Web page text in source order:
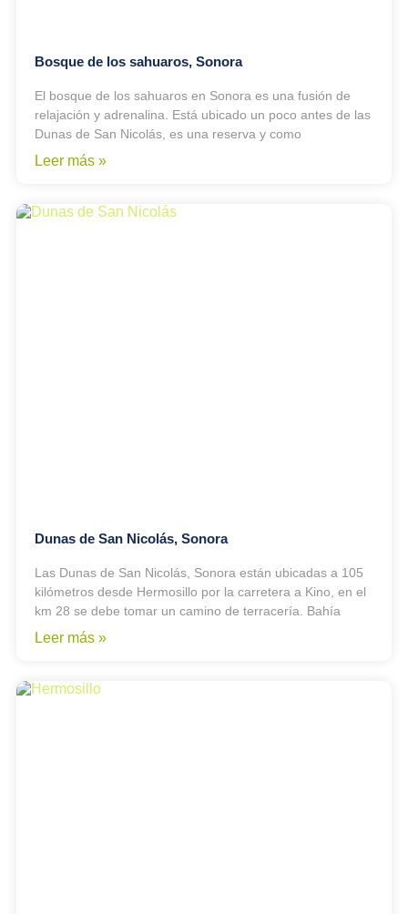
Bosque de los sahuaros, Sonora
El bosque de los sahuaros en Sonora es una fusión de
relajación y adrenalina. Está ubicado un poco antes de las
Dunas de San Nicolás, es una reserva y como
Leer más »
Dunas de San Nicolás, Sonora
Las Dunas de San Nicolás, Sonora están ubicadas a 105
kilómetros desde Hermosillo por la carretera a Kino, en el
km 28 se debe tomar un camino de terracería. Bahía
Leer más »